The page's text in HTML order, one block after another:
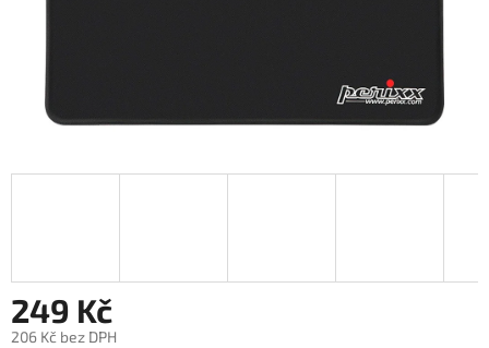
249 Kč
206 Kč bez DPH